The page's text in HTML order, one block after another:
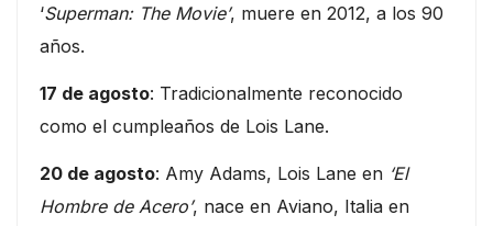
‘Superman: The Movie’, muere en 2012, a los 90
años.
17 de agosto: Tradicionalmente reconocido
como el cumpleaños de Lois Lane.
20 de agosto: Amy Adams, Lois Lane en ‘El
Hombre de Acero’, nace en Aviano, Italia en